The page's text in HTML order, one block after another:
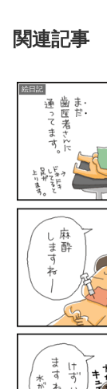
関連記事
絵日記